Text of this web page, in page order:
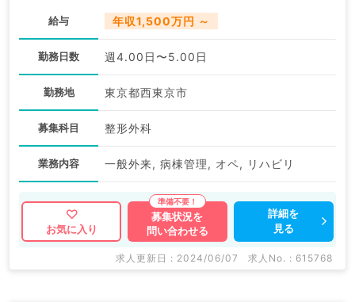
給与 年収1,500万円 ～
勤務日数 週4.00日〜5.00日
勤務地 東京都西東京市
募集科目 整形外科
業務内容 一般外来, 病棟管理, オペ, リハビリ
お気に入り
募集状況を
問い合わせる
詳細を
見る
求人更新日 : 2024/06/07 求人No. : 615768